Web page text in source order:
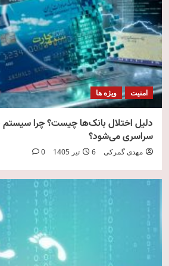
امنیت ویژه ها
دلیل اختلال بانک‌ها چیست؟ چرا
سراسری می‌شود؟
مهدی گمرکی 6 تیر 1405 0